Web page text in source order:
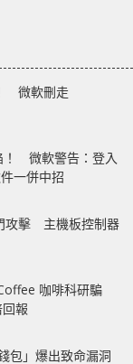
微軟刪走
！ 微軟警告：登入
一併中招
攻擊 主機板控制器
咖啡科研騙
報
包」爆出致命漏洞